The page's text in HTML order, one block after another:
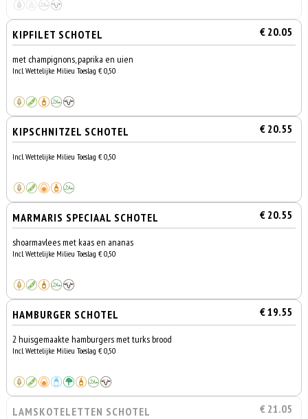
KIPFILET SCHOTEL € 20.05
met champignons, paprika en uien
Incl. Wettelijke Milieu Toeslag € 0,50
KIPSCHNITZEL SCHOTEL € 20.55
Incl. Wettelijke Milieu Toeslag € 0,50
MARMARIS SPECIAAL SCHOTEL € 20.55
shoarmavlees met kaas en ananas
Incl. Wettelijke Milieu Toeslag € 0,50
HAMBURGER SCHOTEL € 19.55
2 huisgemaakte hamburgers met turks brood
Incl. Wettelijke Milieu Toeslag € 0,50
LAMSKOTELETTEN SCHOTEL € 21.05